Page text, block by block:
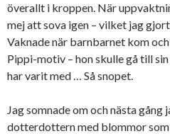
överallt i kroppen. När
mej att sova igen – vilket jag
Vaknade när barnbarnet kom
Pippi-motiv – hon skulle gå till
har varit med … Så snopet.
Jag somnade om och nästa gång
dotterdottern med blommor